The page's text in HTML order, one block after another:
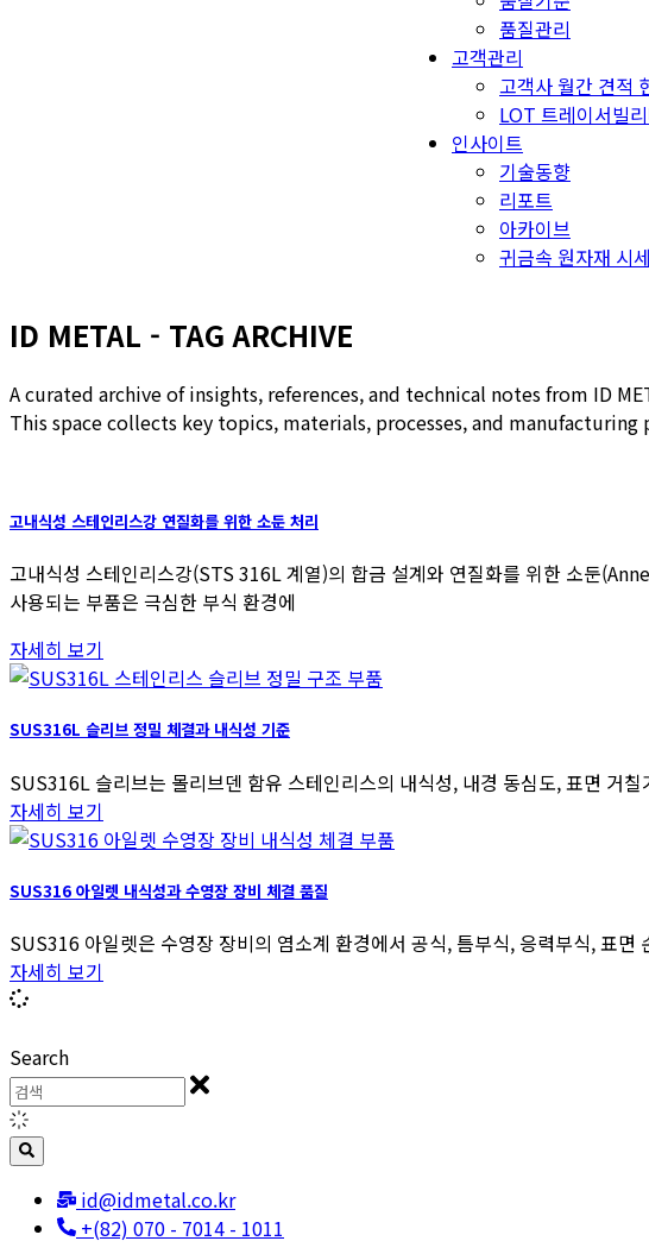
품질관리
고객관리
고객사 월간 견적
LOT 트레이서빌
인사이트
기술동향
리포트
아카이브
귀금속 원자재 시세
ID METAL - TAG ARCHIVE
A curated archive of insights, references, and technical notes from ID
This space collects key topics, materials, processes, and
고내식성 스테인리스강 연질화를 위한 소둔 처리
고내식성 스테인리스강(STS 316L 계열)의 합금 설계와 연질화를 위한 소둔
사용되는 부품은 극심한 부식 환경에
자세히 보기
SUS316L 슬리브 정밀 체결과 내식성 기준
SUS316L 슬리브는 몰리브덴 함유 스테인리스의 내식성, 내경 동심도, 표면 거
자세히 보기
SUS316 아일렛 내식성과 수영장 장비 체결 품질
SUS316 아일렛은 수영장 장비의 염소계 환경에서 공식, 틈부식, 응력부식, 표
자세히 보기
Search
id@idmetal.co.kr
+(82) 070 - 7014 - 1011